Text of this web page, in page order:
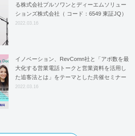
る株式会社プルソワンとディーエムソリュー
ションズ株式会社（ コード：6549 東証JQ）
はYFOSにおけるロジスティクスパートナー
2022.03.16
イノベーション、RevComn社と「アポ数を最
大化する営業電話トークと営業資料を活用し
た追客法とは」をテーマとした共催セミナー
を開催！
2022.03.16